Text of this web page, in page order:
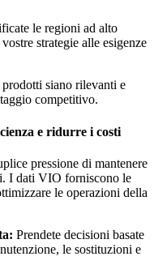
le regioni ad alto
strategie alle esigenze
siano rilevanti e
competitivo.
e ridurre i costi
pressione di mantenere
I dati VIO forniscono le
le operazioni della
Prendete decisioni basate
le sostituzioni e